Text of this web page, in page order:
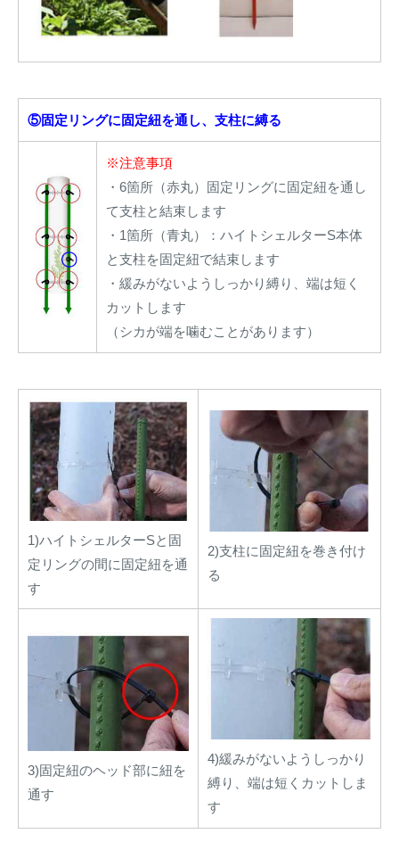
⑤固定リングに固定紐を通し、支柱に縛る
※注意事項
・6箇所（赤丸）固定リングに固定紐を通し
て支柱と結束します
・1箇所（青丸）：ハイトシェルターS本体
と支柱を固定紐で結束します
・緩みがないようしっかり縛り、端は短く
カットします
（シカが端を噛むことがあります）
1)ハイトシェルターSと固
定リングの間に固定紐を通
す
2)支柱に固定紐を巻き付け
る
3)固定紐のヘッド部に紐を
通す
4)緩みがないようしっかり
縛り、端は短くカットしま
す